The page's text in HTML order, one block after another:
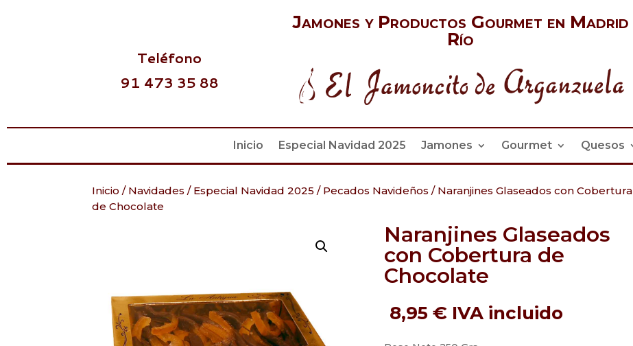
Teléfono
91 473 35 88
Jamones y Productos Gourmet en Madrid
Río
Inicio Especial Navidad 2025 Jamones Gourmet Quesos
Inicio / Navidades / Especial Navidad 2025 / Pecados Navideños / Naranjines Glaseados con Cobertura
de Chocolate
Naranjines Glaseados
con Cobertura de
Chocolate
8,95 € IVA incluido